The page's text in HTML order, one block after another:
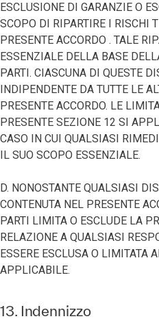
ESCLUSIONE DI GARANZIE O
SCOPO DI RIPARTIRE I RISCHI
PRESENTE ACCORDO . TALE
ESSENZIALE DELLA BASE
PARTI. CIASCUNA DI QUESTE
INDIPENDENTE DA TUTTE LE
PRESENTE ACCORDO. LE
PRESENTE SEZIONE 12 SI
CASO IN CUI QUALSIASI
IL SUO SCOPO ESSENZIALE.
D. NONOSTANTE QUALSIASI
CONTENUTA NEL PRESENTE
PARTI LIMITA O ESCLUDE LA
RELAZIONE A QUALSIASI
ESSERE ESCLUSA O LIMITATA
APPLICABILE.
13. Indennizzo